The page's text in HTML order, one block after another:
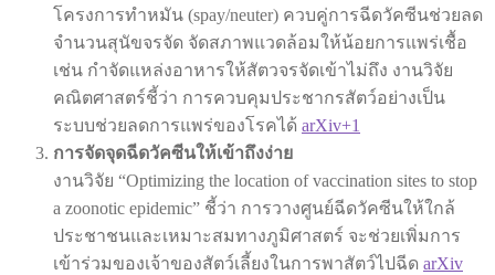
โครงการทำหมัน (spay/neuter) ควบคู่การฉีดวัคซีนช่วยลด
จำนวนสุนัขจรจัด จัดสภาพแวดล้อมให้น้อยการแพร่เชื้อ
เช่น กำจัดแหล่งอาหารให้สัตวจรจัดเข้าไม่ถึง งานวิจัย
คณิตศาสตร์ชี้ว่า การควบคุมประชากรสัตว์อย่างเป็น
ระบบช่วยลดการแพร่ของโรคได้ arXiv+1
การจัดจุดฉีดวัคซีนให้เข้าถึงง่าย
งานวิจัย “Optimizing the location of vaccination sites to stop
a zoonotic epidemic” ชี้ว่า การวางศูนย์ฉีดวัคซีนให้ใกล้
ประชาชนและเหมาะสมทางภูมิศาสตร์ จะช่วยเพิ่มการ
เข้าร่วมของเจ้าของสัตว์เลี้ยงในการพาสัตว์ไปฉีด arXiv